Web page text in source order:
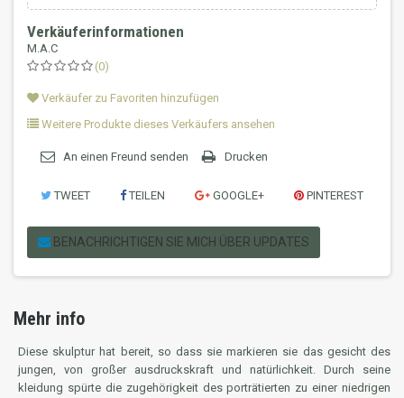
Verkäuferinformationen
M.A.C
(0)
Verkäufer zu Favoriten hinzufügen
Weitere Produkte dieses Verkäufers ansehen
An einen Freund senden Drucken
TWEET TEILEN GOOGLE+ PINTEREST
BENACHRICHTIGEN SIE MICH ÜBER UPDATES
Mehr info
Diese skulptur hat bereit, so dass sie markieren sie das gesicht des
jungen, von großer ausdruckskraft und natürlichkeit. Durch seine
kleidung spürte die zugehörigkeit des porträtierten zu einer niedrigen